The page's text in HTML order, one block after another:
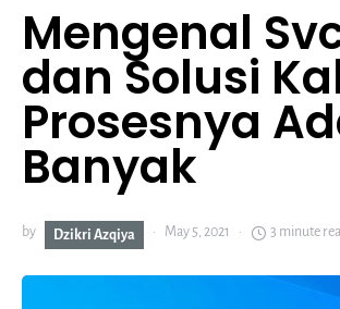
Mengenal
dan Solusi
Prosesnya
Banyak
by Dzikri Azqiya May 5, 2021 3 minute